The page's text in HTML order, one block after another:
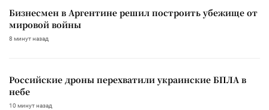
Бизнесмен в Аргентине решил построить убежище от
мировой войны
8 минут назад
Российские дроны перехватили украинские БПЛА в
небе
10 минут назад